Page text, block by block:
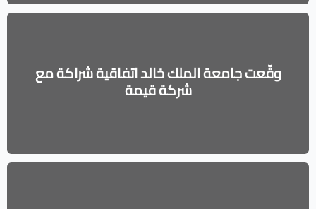
وقّعت جامعة الملك خالد اتفاقية شراكة مع
شركة قيمة